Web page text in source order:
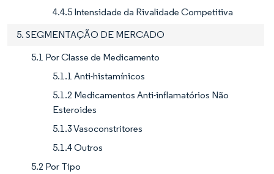
4.4.5 Intensidade da Rivalidade Competitiva
5. SEGMENTAÇÃO DE MERCADO
5.1 Por Classe de Medicamento
5.1.1 Anti-histamínicos
5.1.2 Medicamentos Anti-inflamatórios Não
Esteroides
5.1.3 Vasoconstritores
5.1.4 Outros
5.2 Por Tipo